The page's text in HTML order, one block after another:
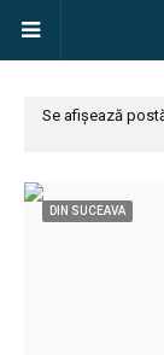
Se afișează
DIN SUCEAVA